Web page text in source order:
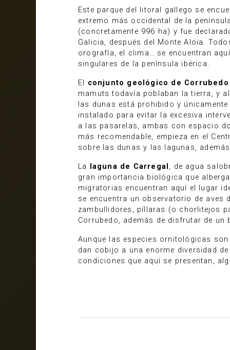
Este parque del litoral gallego se
extremo más occidental de la
(concretamente 996 ha) y fue
Galicia, después del Monte Aloia.
orografía, el clima… se encuentran
singulares de la península ibérica.
El conjunto geológico de Corrubedo
mamuts todavía poblaban la tierra, y
las dunas está prohibido y
instalado para evitar la excesiva
a las pasarelas, ambas con espacio
más recomendable, empieza en el
sobre las dunas y las lagunas,
La laguna de Carregal , de agua
gran importancia biológica que
migratorias encuentran aquí el lugar
se encuentra un observatorio de
zambullidores, píllaras (o chorlitejos
Corrubedo, además de disfrutar de
Aunque las especies ornitológicas
dan cobijo a una enorme diversidad
condiciones que aquí se presentan,